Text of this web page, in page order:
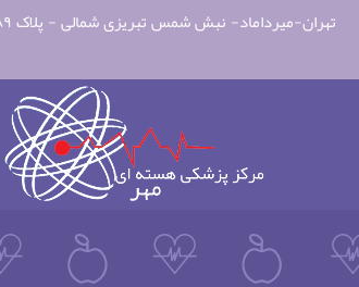
تهران-میرداماد- نبش شمس تبریزی شمالی - پلاک ۱۸۹ - واحد ۳ و ۵ تلفن: ۲۲۲۲۲۲۲۶-۰۲۱ و ۲۶۴۰۷۲۸۰-۰۲۱ و ۲۲۲۷۰۴۴۴-۰۲۱ فکس: ۲۲۲۵۹۰۲۵-۰۲۱ شماره موبایل و ارتباط واتس اپ: ۰۹۳۶۷۳۲۵۵۷۱ ایمیل:info@Mehrnmc.ir